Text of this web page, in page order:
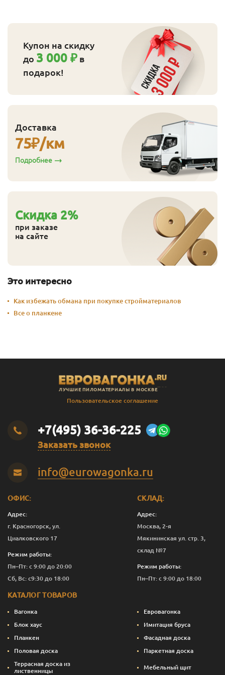
естественный рисунок и тон деревянной поверхности.
Продукт антистатический, грязеотталкивающий и
устойчивый к царапинам.
Купон на скидку
до 3 000 ₽ в
подарок!
Доставка
75₽/км
Подробнее
Cкидка 2%
при заказе
на сайте
Это интересно
Как избежать обмана при покупке стройматериалов
Все о планкене
ЛУЧШИЕ ПИЛОМАТЕРИАЛЫ В МОСКВЕ
Пользовательское соглашение
+7(495) 36-36-225
Заказать звонок
info@eurowagonka.ru
ОФИС:
Адрес:
г. Красногорск, ул.
Циалковского 17
Режим работы:
Пн–Пт: с 9:00 до 20:00
Сб, Вс: с9:30 до 18:00
СКЛАД:
Адрес:
Москва, 2-я
Мякининская ул. стр. 3,
склад №7
Режим работы:
Пн–Пт: с 9:00 до 18:00
КАТАЛОГ ТОВАРОВ
Вагонка
Евровагонка
Блок хаус
Имитация бруса
Планкен
Фасадная доска
Половая доска
Паркетная доска
Террасная доска из
лиственницы
Мебельный щит